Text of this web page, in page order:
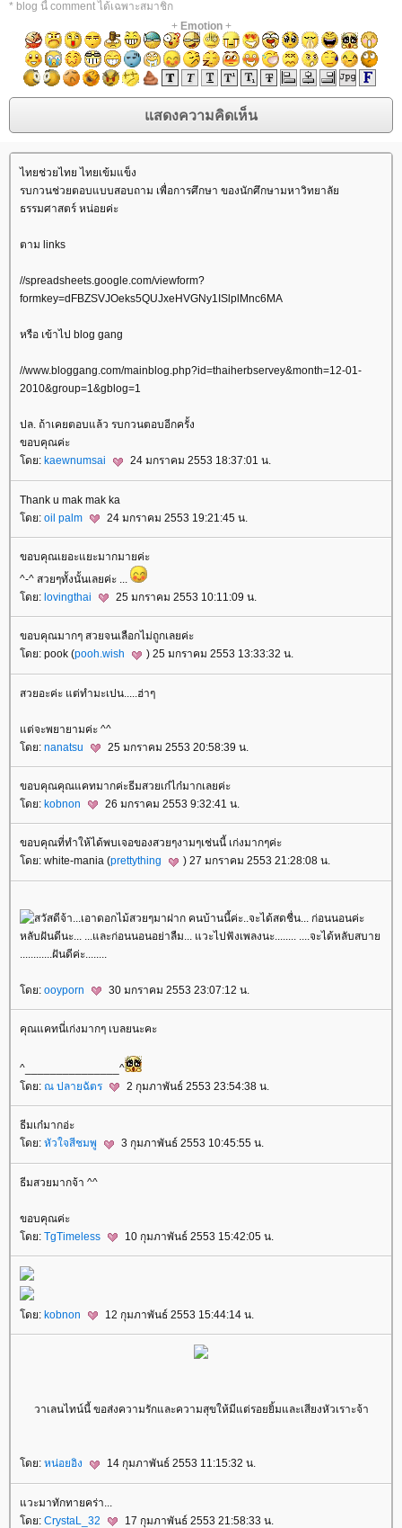
* blog นี้ comment ได้เฉพาะสมาชิก
+ Emotion+
ไทยช่วยไทย ไทยเข้มแข็ง
รบกวนช่วยตอบแบบสอบถาม เพื่อการศึกษา ของนักศึกษามหาวิทยาลั
ธรรมศาสตร์ หน่อยค่ะ
ตาม links
//spreadsheets.google.com/viewform?
formkey=dFBZSVJOeks5QUJxeHVGNy1ISlplMnc6MA
หรือ เข้าไป blog gang
//www.bloggang.com/mainblog.php?id=thaiherbservey&month=12-01-
2010&group=1&gblog=1
ปล. ถ้าเคยตอบแล้ว รบกวนตอบอีกครั้ง
ขอบคุณค่ะ
ดย: kaewnumsai 24 มกราคม 2553 18:37:01 น.
Thank u mak mak ka
ดย: oil palm 24 มกราคม 2553 19:21:45 น.
ขอบคุณเยอะแยะมากมายค่ะ
^-^ สวยๆทั้งนั้นเลยค่ะ ...
ดย: lovingthai 25 มกราคม 2553 10:11:09 น.
ขอบคุณมากๆ สวยจนเลือกไม่ถูกเลยค่ะ
ดย: pook (pooh.wish ) 25 มกราคม 2553 13:33:32 น.
สวยอะค่ะ แต่ทำมะเปน.....ฮ่าๆ
ต่จะพยายามค่ะ ^^
ดย: nanatsu 25 มกราคม 2553 20:58:39 น.
ขอบคุณคุณแคทมากค่ะธีมสวยเก๋ไก๋มากเลยค่ะ
ดย: kobnon 26 มกราคม 2553 9:32:41 น.
ขอบคุณที่ทำให้ได้พบเจอของสวยๆงามๆเช่นนี้ เก่งมากๆค่ะ
ดย: white-mania (prettything ) 27 มกราคม 2553 21:28:08 น.
ดย: ooyporn 30 มกราคม 2553 23:07:12 น.
คุณแคทนี่เก่งมากๆ เบลยนะคะ
^_______________^
ดย: ณ ปลายฉัตร 2 กุมภาพันธ์ 2553 23:54:38 น.
ธีมเก๋มากอ่ะ
ดย: หัวใจสีชมพู 3 กุมภาพันธ์ 2553 10:45:55 น.
ธีมสวยมากจ้า ^^
ขอบคุณค่ะ
ดย: TgTimeless 10 กุมภาพันธ์ 2553 15:42:05 น.
ดย: kobnon 12 กุมภาพันธ์ 2553 15:44:14 น.
วาเลนไทน์นี้ ขอส่งความรักและความสุขให้มีแต่รอยยิ้มและเสียงหัวเราะจ้า
ดย: หน่อยอิง 14 กุมภาพันธ์ 2553 11:15:32 น.
วะมาทักทายคร่า...
ดย: CrystaL_32 17 กุมภาพันธ์ 2553 21:58:33 น.